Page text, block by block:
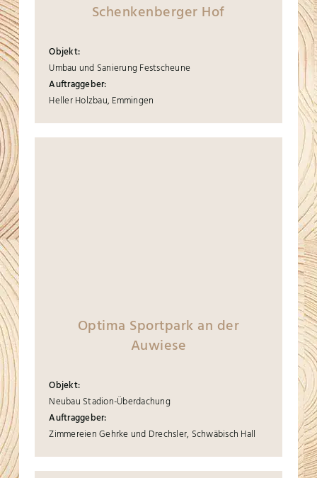
Schenkenberger Hof
Objekt:
Umbau und Sanierung Festscheune
Auftraggeber:
Heller Holzbau, Emmingen
Optima Sportpark an der
Auwiese
Objekt:
Neubau Stadion-Überdachung
Auftraggeber:
Zimmereien Gehrke und Drechsler, Schwäbisch Hall